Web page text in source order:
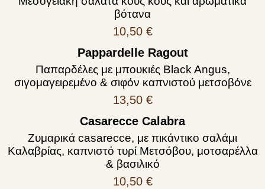
βότανα
10,50 €
Pappardelle Ragout
Παπαρδέλες με μπουκιές Black Angus,
σιγομαγειρεμένο & σιφόν καπνιστού μετσοβόνε
13,50 €
Casarecce Calabra
Ζυμαρικά casarecce, με πικάντικο σαλάμι
Καλαβρίας, καπνιστό τυρί Μετσόβου, μοτσαρέλλα
& βασιλικό
10,50 €